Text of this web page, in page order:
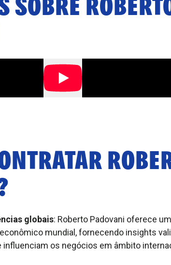
globais: Roberto Padovani oferece
mundial, fornecendo insights
os negócios em âmbito